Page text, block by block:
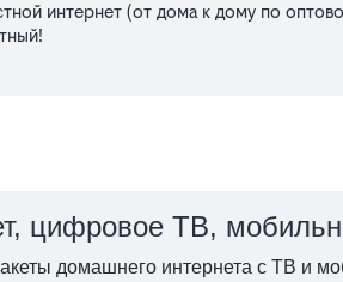
интернет (от дома к дому по
цифровое ТВ,
домашнего интернета с ТВ и